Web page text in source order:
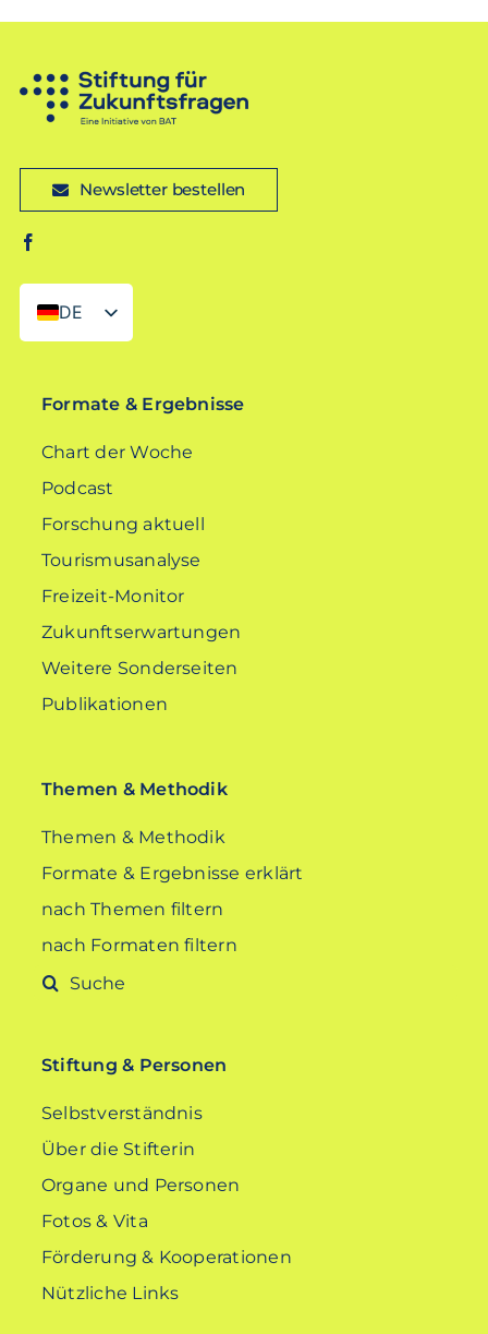
Newsletter bestellen
DE
EN
Formate & Ergebnisse
Chart der Woche
Podcast
Forschung aktuell
Tourismusanalyse
Freizeit-Monitor
Zukunftserwartungen
Weitere Sonderseiten
Publikationen
Themen & Methodik
Themen & Methodik
Formate & Ergebnisse erklärt
nach Themen filtern
nach Formaten filtern
Suche
Stiftung & Personen
Selbstverständnis
Über die Stifterin
Organe und Personen
Fotos & Vita
Förderung & Kooperationen
Nützliche Links